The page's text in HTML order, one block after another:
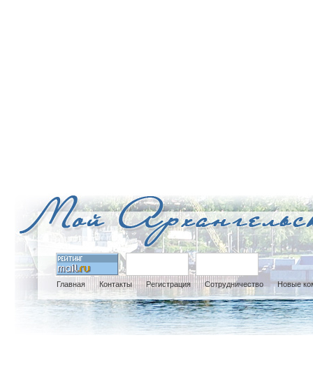
Главная Контакты Регистрация Сотрудничество Новые